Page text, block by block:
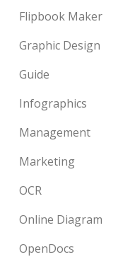
Flipbook Maker
Graphic Design
Guide
Infographics
Management
Marketing
OCR
Online Diagram
OpenDocs